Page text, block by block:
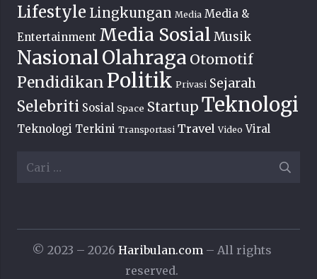
Lifestyle Lingkungan Media Media &
Entertainment Media Sosial Musik
NasionalOlahraga Otomotif
Pendidikan Politik Privasi Sejarah
Selebriti Sosial Space Startup Teknologi
Teknologi Terkini Transportasi Travel Video Viral
Cari
© 2023 – 2026 Haribulan.com – All rights
reserved.